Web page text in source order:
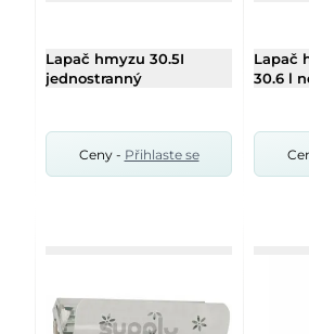
Lapač hmyzu 30.5I
jednostranný
Ceny - Přihlaste se
Lapač
30.6 l